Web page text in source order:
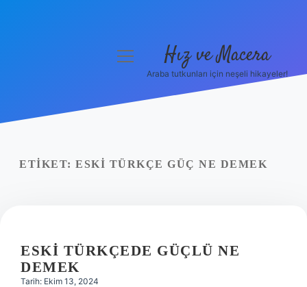
Yasal Uyarı
menüyü
Hız ve Macera
Araba tutkunları için neşeli hikayeler!
ETIKET: ESKI TÜRKÇE GÜÇ NE DEMEK
ESKI TÜRKÇEDE GÜÇLÜ NE
DEMEK
Tarih: Ekim 13, 2024